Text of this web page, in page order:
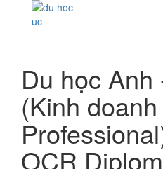
Du học Anh
(Kinh
OCR